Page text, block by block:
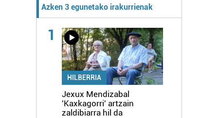
Azken 3 egunetako irakurrienak
1
HILBERRIA
Jexux Mendizabal
'Kaxkagorri' artzain
zaldibiarra hil da